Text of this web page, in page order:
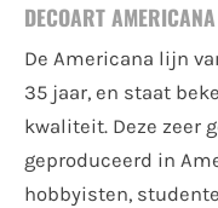
DECOART AMERICANA
De Americana lijn
35 jaar, en staat
kwaliteit. Deze zeer
geproduceerd in
hobbyisten,